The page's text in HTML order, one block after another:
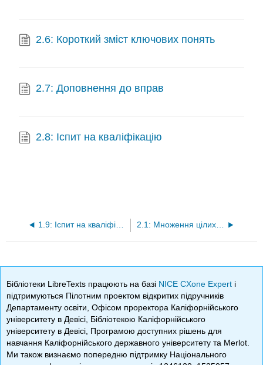
2.6: Короткий зміст ключових понять
2.7: Доповнення до вправ
2.8: Іспит на кваліфікацію
1.9: Іспит на кваліфікацію 2.1: Множення цілих чисел
Бібліотеки LibreTexts працюють на базі NICE CXone Expert і
підтримуються Пілотним проектом відкритих підручників
Департаменту освіти, Офісом проректора Каліфорнійського
університету в Девісі, Бібліотекою Каліфорнійського
університету в Девісі, Програмою доступних рішень для
навчання Каліфорнійського державного університету та Merlot.
Ми також визнаємо попередню підтримку Національного